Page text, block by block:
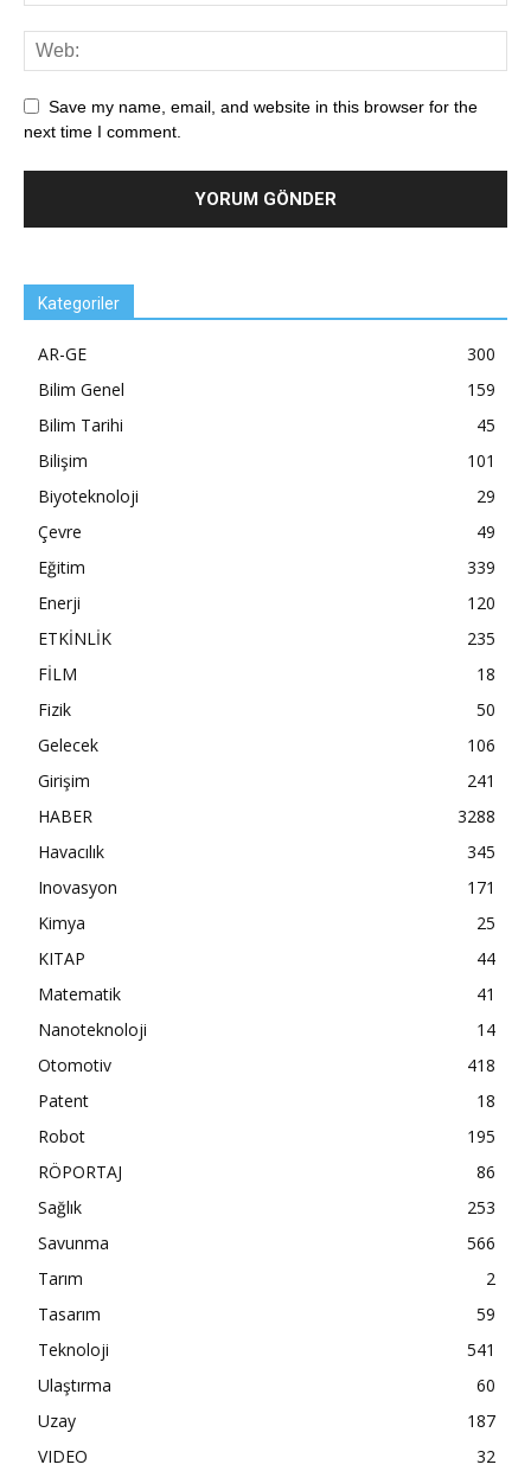
Save my name, email, and website in this browser for the
next time I comment.
Kategoriler
AR-GE
300
Bilim Genel
159
Bilim Tarihi
45
Bilişim
101
Biyoteknoloji
29
Çevre
49
Eğitim
339
Enerji
120
ETKİNLİK
235
FİLM
18
Fizik
50
Gelecek
106
Girişim
241
HABER
3288
Havacılık
345
Inovasyon
171
Kimya
25
KITAP
44
Matematik
41
Nanoteknoloji
14
Otomotiv
418
Patent
18
Robot
195
RÖPORTAJ
86
Sağlık
253
Savunma
566
Tarım
2
Tasarım
59
Teknoloji
541
Ulaştırma
60
Uzay
187
VIDEO
32